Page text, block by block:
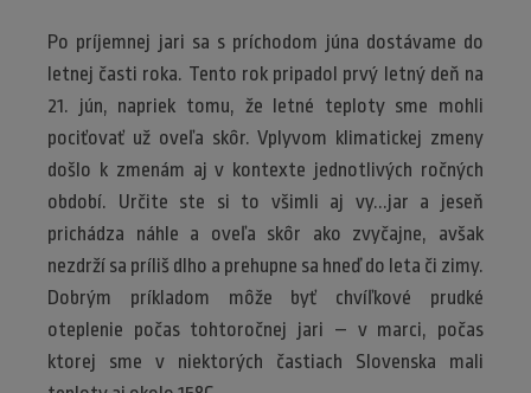
Po príjemnej jari sa s príchodom júna dostávame do
letnej časti roka. Tento rok pripadol prvý letný deň na
21. jún, napriek tomu, že letné teploty sme mohli
pociťovať už oveľa skôr. Vplyvom klimatickej zmeny
došlo k zmenám aj v kontexte jednotlivých ročných
období. Určite ste si to všimli aj vy...jar a jeseň
prichádza náhle a oveľa skôr ako zvyčajne, avšak
nezdrží sa príliš dlho a prehupne sa hneď do leta či zimy.
Dobrým príkladom môže byť chvíľkové prudké
oteplenie počas tohtoročnej jari – v marci, počas
ktorej sme v niektorých častiach Slovenska mali